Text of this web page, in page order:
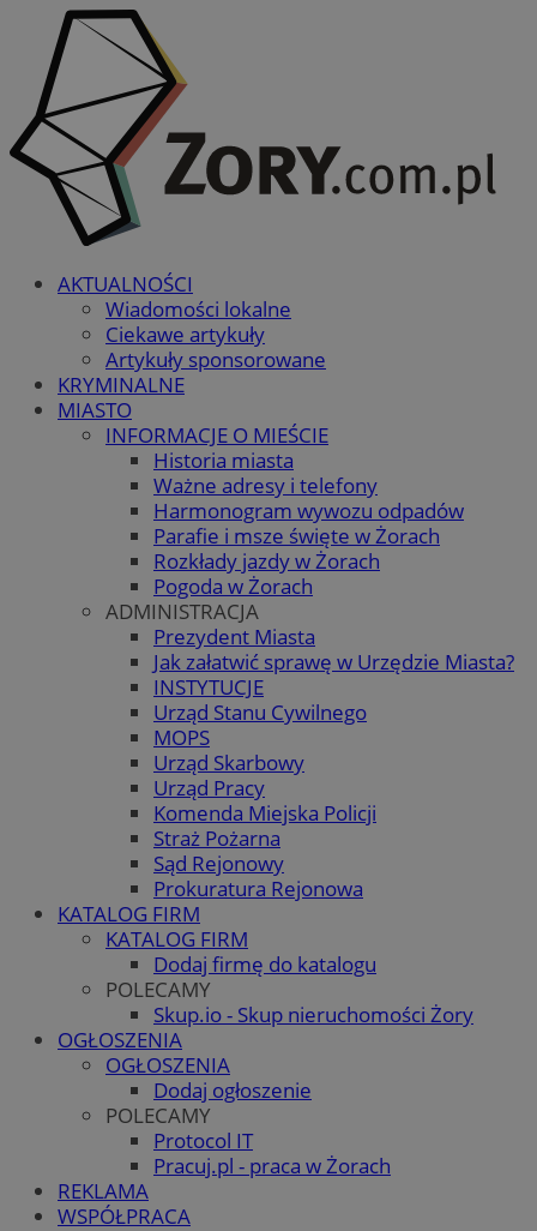
AKTUALNOŚCI
Wiadomości lokalne
Ciekawe artykuły
Artykuły sponsorowane
KRYMINALNE
MIASTO
INFORMACJE O MIEŚCIE
Historia miasta
Ważne adresy i telefony
Harmonogram wywozu odpadów
Parafie i msze święte w Żorach
Rozkłady jazdy w Żorach
Pogoda w Żorach
ADMINISTRACJA
Prezydent Miasta
Jak załatwić sprawę w Urzędzie Miasta?
INSTYTUCJE
Urząd Stanu Cywilnego
MOPS
Urząd Skarbowy
Urząd Pracy
Komenda Miejska Policji
Straż Pożarna
Sąd Rejonowy
Prokuratura Rejonowa
KATALOG FIRM
KATALOG FIRM
Dodaj firmę do katalogu
POLECAMY
Skup.io - Skup nieruchomości Żory
OGŁOSZENIA
OGŁOSZENIA
Dodaj ogłoszenie
POLECAMY
Protocol IT
Pracuj.pl - praca w Żorach
REKLAMA
WSPÓŁPRACA